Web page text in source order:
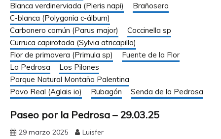
Blanca verdinerviada (Pieris napi)
Brañosera
C-blanca (Polygonia c-álbum)
Carbonero común (Parus major)
Coccinella sp
Curruca capirotada (Sylvia atricapilla)
Flor de primavera (Primula sp)
Fuente de la Flor
La Pedrosa
Los Pilones
Parque Natural Montaña Palentina
Pavo Real (Aglais io)
Rubagón Senda de la Pedrosa
Paseo por la Pedrosa – 29.03.25
29 marzo 2025 Luisfer